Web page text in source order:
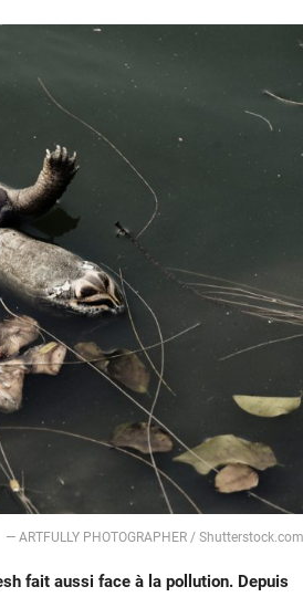
― ARTFULLY PHOTOGRAPHER / Shutterstock.com
fait aussi face à la pollution. Depuis